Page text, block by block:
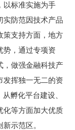
以标准实施为手
实防范因技术产品
策支持方面，地方
势，通过专项资
，做强金融科技产
发挥独一无二的资
孵化平台建设、
化等方面加大优质
示范区。